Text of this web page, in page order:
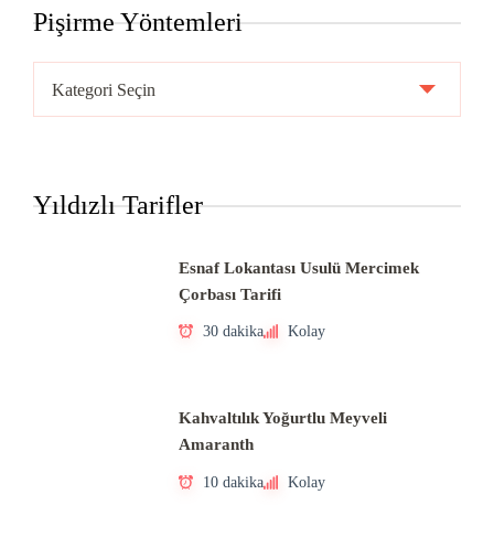
Pişirme Yöntemleri
Yöntemleri
Yıldızlı Tarifler
Esnaf Lokantası Usulü Mercimek
Çorbası Tarifi
30 dakika Kolay
Kahvaltılık Yoğurtlu Meyveli
Amaranth
10 dakika Kolay